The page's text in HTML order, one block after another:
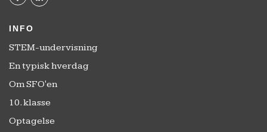
INFO
STEM-undervisning
En typisk hverdag
Om SFO'en
10. klasse
Optagelse